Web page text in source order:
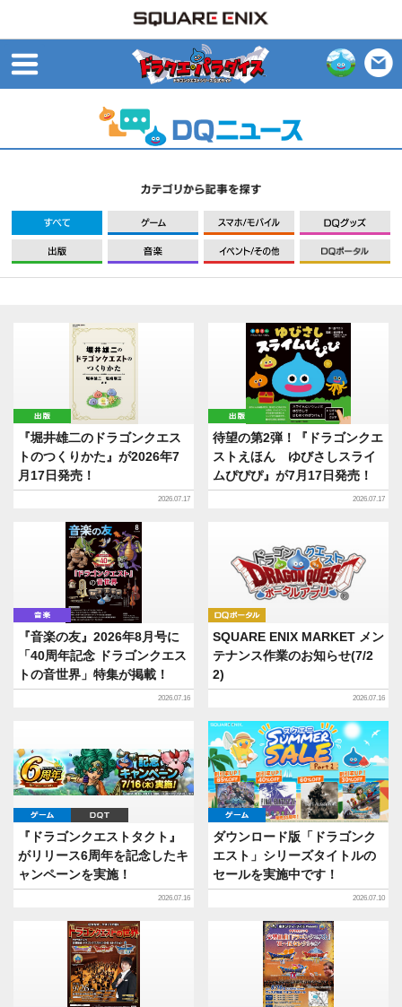
すべて ゲーム モバイル
音楽 イベント/その他
出版
『堀井雄二のドラゴンクエス
トのつくりかた』が2026年7
月17日発売！
2026.07.17
出版
待望の第2弾！『ドラゴンクエ
ストえほん ゆびさしスライ
ムぴぴぴ』が7月17日発売！
2026.07.17
音楽
『音楽の友』2026年8月号に
「40周年記念 ドラゴンクエス
トの音世界」特集が掲載！
2026.07.16
SQUARE ENIX MARKET メン
テナンス作業のお知らせ(7/2
2)
2026.07.16
ゲーム
『ドラゴンクエストタクト』
がリリース6周年を記念したキ
ャンペーンを実施！
2026.07.16
ゲーム
ダウンロード版「ドラゴンク
エスト」シリーズタイトルの
セールを実施中です！
2026.07.10